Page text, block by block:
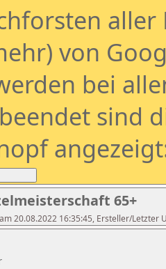
aller
von
bei
sind
65+
20.08.2022 16:35:45, Ersteller/Letzter